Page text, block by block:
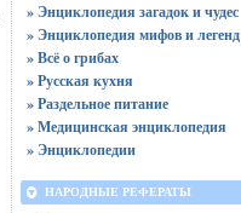
» Энциклопедия загадок и чудес
» Энциклопедия мифов и легенд
» Всё о грибах
» Русская кухня
» Раздельное питание
» Медицинская энциклопедия
» Энциклопедии
НАРОДНЫЕ РЕФЕРАТЫ